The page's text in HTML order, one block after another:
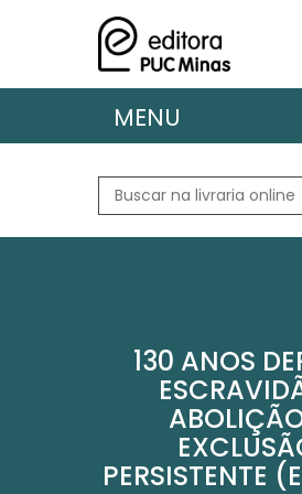
130 ANOS
PERSISTENTE